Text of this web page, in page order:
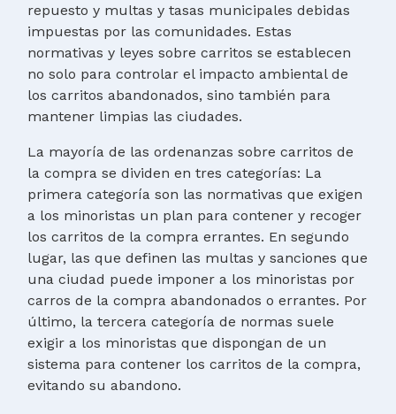
repuesto y multas y tasas municipales debidas
impuestas por las comunidades. Estas
normativas y leyes sobre carritos se establecen
no solo para controlar el impacto ambiental de
los carritos abandonados, sino también para
mantener limpias las ciudades.
La mayoría de las ordenanzas sobre carritos de
la compra se dividen en tres categorías: La
primera categoría son las normativas que exigen
a los minoristas un plan para contener y recoger
los carritos de la compra errantes. En segundo
lugar, las que definen las multas y sanciones que
una ciudad puede imponer a los minoristas por
carros de la compra abandonados o errantes. Por
último, la tercera categoría de normas suele
exigir a los minoristas que dispongan de un
sistema para contener los carritos de la compra,
evitando su abandono.